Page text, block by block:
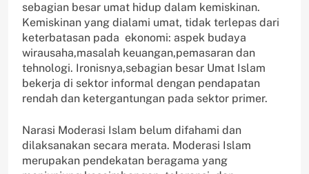
sebagian besar umat hidup dalam kemiskinan.
Kemiskinan yang dialami umat, tidak terlepas dari
keterbatasan pada ekonomi: aspek budaya
wirausaha,masalah keuangan,pemasaran dan
tehnologi. Ironisnya,sebagian besar Umat Islam
bekerja di sektor informal dengan pendapatan
rendah dan ketergantungan pada sektor primer.
Narasi Moderasi Islam belum difahami dan
dilaksanakan secara merata. Moderasi Islam
merupakan pendekatan beragama yang